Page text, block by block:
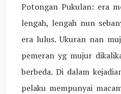
Potongan Pukulan: era
lengah, lengah nun
era lulus. Ukuran nan
pemeran yg mujur
berbeda. Di dalam
pelaku mempunyai